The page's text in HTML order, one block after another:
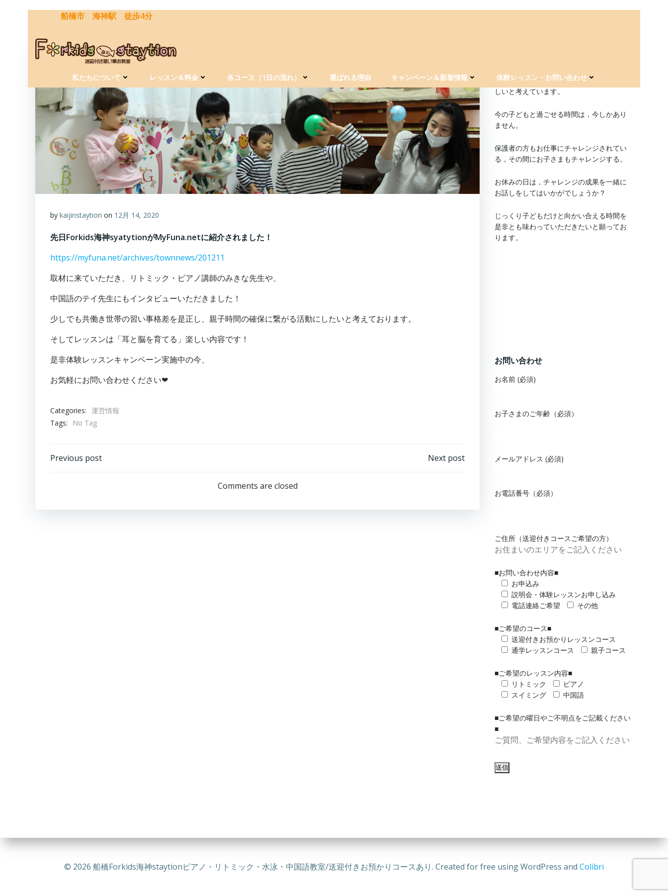
船橋市 海神駅 徒歩4分
私たちについて レッスン＆料金 各コース（1日の流れ） 選ばれる理由 キャンペーン＆新着情報 体験レッスン・お問い合わせ
by kaijinstaytion on 12月 14, 2020
先日Forkids海神syatytionがMyFuna.netに紹介されました！
https://myfuna.net/archives/townnews/201211
取材に来ていただき、リトミック・ピアノ講師のみきな先生や、
中国語のテイ先生にもインタビューいただきました！
少しでも共働き世帯の習い事格差を是正し、親子時間の確保に繋がる活動にしたいと考えております。
そしてレッスンは「耳と脳を育てる」楽しい内容です！
是非体験レッスンキャンペーン実施中の今、
お気軽にお問い合わせください❤︎
Categories: 運営情報
Tags:
No Tag
投
ナ
Previous post
稿
ナ
Next post
Comments are closed
ことで，親子の時間をたっぷり過ごしてほ
しいと考えています。
今の子どもと過ごせる時間は，今しかあり
ません。
保護者の方もお仕事にチャレンジされてい
る，その間にお子さまもチャレンジする。
お休みの日は，チャレンジの成果を一緒に
お話しをしてはいかがでしょうか？
じっくり子どもだけと向かい合える時間を
是非とも味わっていただきたいと願ってお
ります。
お問い合わせ
お名前 (必須)
お子さまのご年齢（必須）
メールアドレス (必須)
お電話番号（必須）
ご住所（送迎付きコースご希望の方）
■お問い合わせ内容■
お申込み
説明会・体験レッスンお申し込み
電話連絡ご希望
その他
■ご希望のコース■
送迎付きお預かりレッスンコース
通学レッスンコース
親子コース
■ご希望のレッスン内容■
リトミック
ピアノ
スイミング
中国語
■ご希望の曜日やご不明点をご記載ください
■
© 2026 船橋Forkids海神staytionピアノ・リトミック・水泳・中国語教室/送迎付きお預かりコースあり. Created for free using WordPress and Colibri